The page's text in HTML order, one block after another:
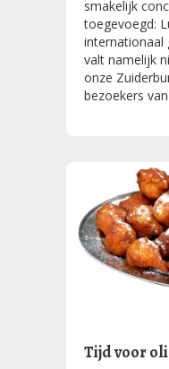
smakelijk
toegevoegd:
internationaal
valt namelijk
onze
bezoekers
Tijd voor